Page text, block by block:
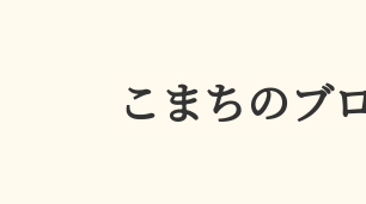
こまちのブ